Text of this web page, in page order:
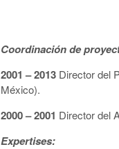
Coordinación de
2001 – 2013 Director del
México).
2000 – 2001 Director del
Expertises: